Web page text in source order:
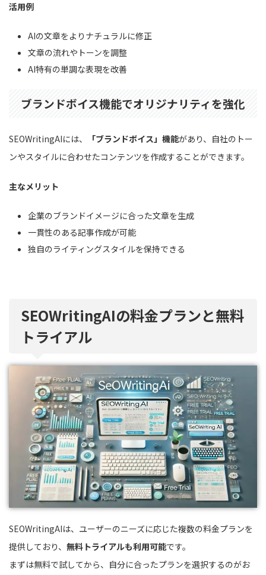
活用例
AIの文章をよりナチュラルに修正
文章の流れやトーンを調整
AI特有の単調な表現を改善
ブランドボイス機能でオリジナリティを強化
SEOWritingAIには、 「ブランドボイス」機能があり、自社のトー
ンやスタイルに合わせたコンテンツを作成することができます。
主なメリット
企業のブランドイメージに合った文章を生成
一貫性のある記事作成が可能
独自のライティングスタイルを保持できる
SEOWritingAIの料金プランと無料
トライアル
SEOWritingAIは、ユーザーのニーズに応じた複数の料金プランを
提供しており、 無料トライアルも利用可能です。
まずは無料で試してから、自分に合ったプランを選択するのがお